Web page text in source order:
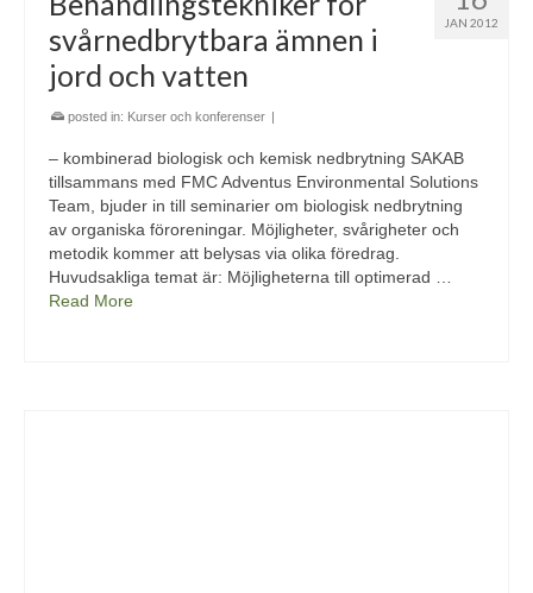
JAN 2012
svårnedbrytbara ämnen i
jord och vatten
posted in: Kurser och konferenser |
– kombinerad biologisk och kemisk nedbrytning SAKAB
tillsammans med FMC Adventus Environmental Solutions
Team, bjuder in till seminarier om biologisk nedbrytning
av organiska föroreningar. Möjligheter, svårigheter och
metodik kommer att belysas via olika föredrag.
Huvudsakliga temat är: Möjligheterna till optimerad …
Read More